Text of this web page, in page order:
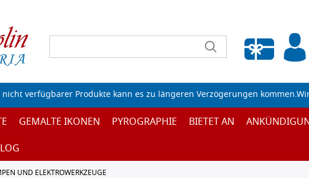
Wunschliste leeren
nicht verfügbarer Produkte kann es zu längeren Verzögerungen
GEMALTE IKONEN PYROGRAPHIE BIETET AN
UND ELEKTROWERKZEUGE